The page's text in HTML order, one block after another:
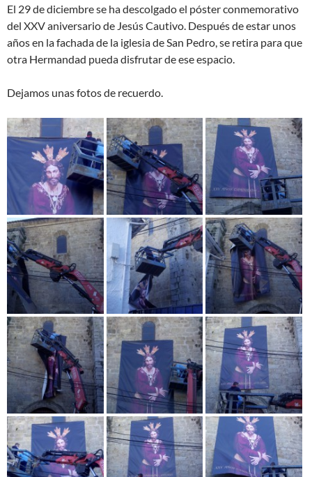
El 29 de diciembre se ha descolgado el póster conmemorativo
del XXV aniversario de Jesús Cautivo. Después de estar unos
años en la fachada de la iglesia de San Pedro, se retira para que
otra Hermandad pueda disfrutar de ese espacio.
Dejamos unas fotos de recuerdo.